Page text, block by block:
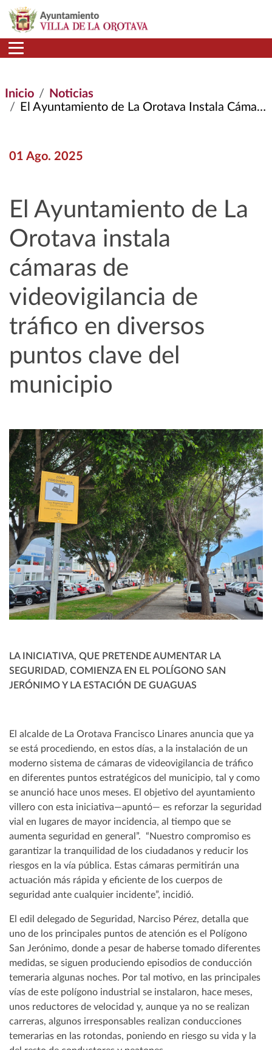
Pasar al contenido principal
Inicio
Noticias
El Ayuntamiento de La Orotava Instala Cámaras de Videovigilancia de Tráfico En Diversos Puntos Clave del Municipio
01 Ago. 2025
El Ayuntamiento de La
Orotava instala
cámaras de
videovigilancia de
tráfico en diversos
puntos clave del
municipio
LA INICIATIVA, QUE PRETENDE AUMENTAR LA
SEGURIDAD, COMIENZA EN EL POLÍGONO SAN
JERÓNIMO Y LA ESTACIÓN DE GUAGUAS
El alcalde de La Orotava Francisco Linares anuncia que ya
se está procediendo, en estos días, a la instalación de un
moderno sistema de cámaras de videovigilancia de tráfico
en diferentes puntos estratégicos del municipio, tal y como
se anunció hace unos meses. El objetivo del ayuntamiento
villero con esta iniciativa—apuntó— es reforzar la seguridad
vial en lugares de mayor incidencia, al tiempo que se
aumenta seguridad en general”. “Nuestro compromiso es
garantizar la tranquilidad de los ciudadanos y reducir los
riesgos en la vía pública. Estas cámaras permitirán una
actuación más rápida y eficiente de los cuerpos de
seguridad ante cualquier incidente”, incidió.
El edil delegado de Seguridad, Narciso Pérez, detalla que
uno de los principales puntos de atención es el Polígono
San Jerónimo, donde a pesar de haberse tomado diferentes
medidas, se siguen produciendo episodios de conducción
temeraria algunas noches. Por tal motivo, en las principales
vías de este polígono industrial se instalaron, hace meses,
unos reductores de velocidad y, aunque ya no se realizan
carreras, algunos irresponsables realizan conducciones
temerarias en las rotondas, poniendo en riesgo su vida y la